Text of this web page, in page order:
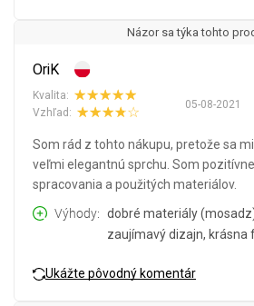
Názor sa týka tohto
OriK
05-08-2021
Kvalita:
Vzhľad:
Som rád z tohto nákupu, pretože sa
veľmi elegantnú sprchu. Som
spracovania a použitých materiálov.
Výhody
dobré materiály
zaujímavý dizajn, krásna
Ukážte pôvodný komentár